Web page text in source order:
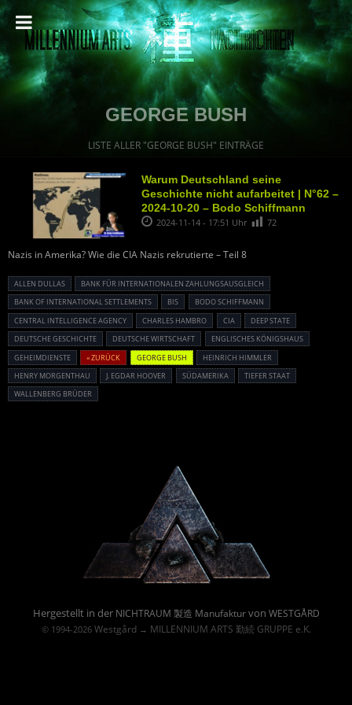
GEORGE BUSH
LISTE ALLER "GEORGE BUSH" EINTRÄGE
Warum Deutschland seine
Geschichte nicht aufarbeitet | N°62 –
2024-10-20 – Bodo Schiffmann
2024-11-14 - 17:51 Uhr 72
Nazis in Amerika? Wie die CIA Nazis rekrutierte – Teil 8
ALLEN DULLAS
BANK FÜR INTERNATIONALEN ZAHLUNGSAUSGLEICH
BANK OF INTERNATIONAL SETTLEMENTS
BIS
BODO SCHIFFMANN
CENTRAL INTELLIGENCE AGENCY
CHARLES HAMBRO CIA
DEEP STATE
DEUTSCHE GESCHICHTE
DEUTSCHE WIRTSCHAFT
ENGLISCHES KÖNIGSHAUS
GEHEIMDIENSTE
« ZURÜCK GEORGE BUSH
HEINRICH HIMMLER
HENRY MORGENTHAU
J. EGDAR HOOVER SÜDAMERIKA
TIEFER STAAT
WALLENBERG BRÜDER
Hergestellt in der NICHTRAUM 製造 Manufakturvon WESTGÅRD
© 1994-2026 Westgård→ MILLENNIUM ARTS 勤続 GRUPPE e.K.
Powered By :